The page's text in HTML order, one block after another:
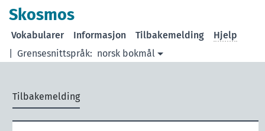
Skosmos
Grensesnittspråk: norsk bokmål
Vokabularer Informasjon Tilbakemelding Hjelp
Tilbakemelding